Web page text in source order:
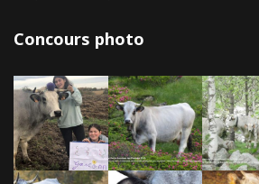
Concours photo